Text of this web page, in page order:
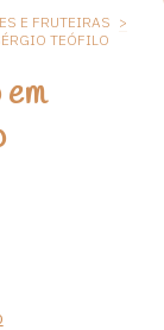
E FRUTEIRAS
>
TEÓFILO